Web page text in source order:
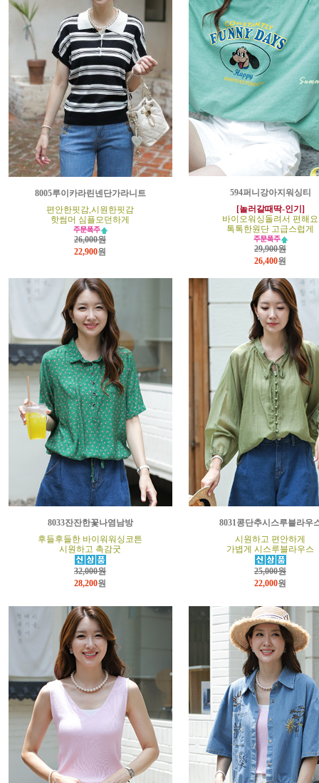
8005루이카라린넨단가라니트
편안한핏감,시원한핏감
핫썸머 심플모던하게
26,000원
22,900원
594퍼니강아지워싱티
[놀러갈때딱-인기]
바이오워싱돌려서 편해요
톡톡한원단 고급스럽게
29,900원
26,400원
8033잔잔한꽃나염남방
후들후들한 바이워워싱코튼
시원하고 촉감굿
32,000원
28,200원
8031콩단추시스루블라우
시원하고 편안하게
가볍게 시스루블라우스
25,000원
22,000원